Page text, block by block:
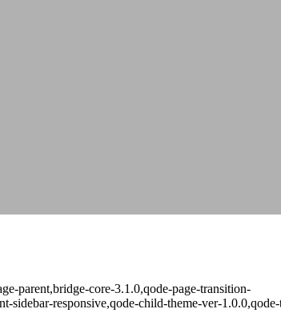
parent,bridge-core-3.1.0,qode-page-transition-
sidebar-responsive,qode-child-theme-ver-